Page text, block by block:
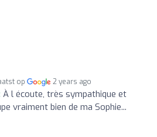
op 2 years ago
À l écoute, très sympathique et
vraiment bien de ma Sophie...